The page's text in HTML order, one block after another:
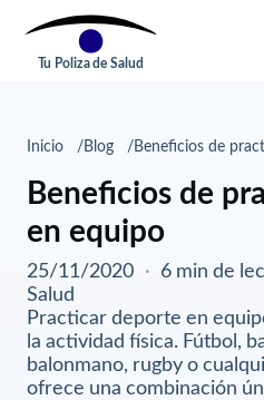
Tu Poliza de Salud
Inicio Blog Beneficios de
Beneficios de
en equipo
25/11/2020 · 6 min de
Salud
Practicar deporte en
la actividad física. Fútbol,
balonmano, rugby o
ofrece una combinación